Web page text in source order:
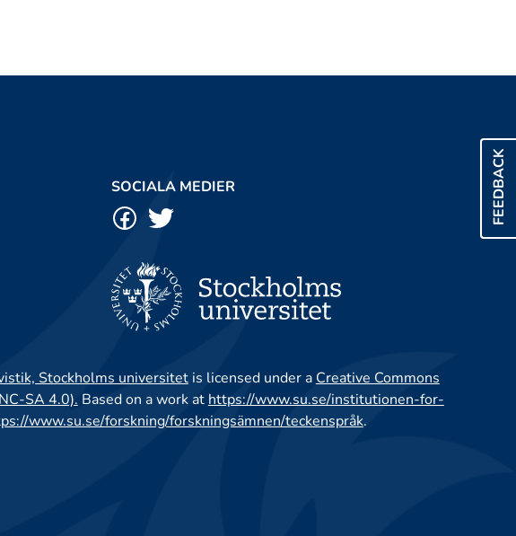
FEEDBACK
SOCIALA MEDIER
Stockholms universitetis licensed under a Creative Commons
SA 4.0). Based on a work at https://www.su.se/institutionen-for-
www.su.se/forskning/forskningsämnen/teckenspråk.